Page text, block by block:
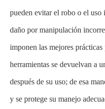
pueden evitar el robo o el uso
daño por manipulación
imponen las mejores
herramientas se devuelvan a
después de su uso; de esa
y se protege su manejo